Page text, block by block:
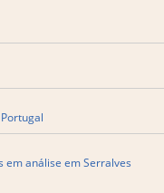
em análise em Serralves